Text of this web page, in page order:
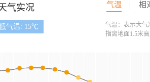
气实况 气温 相
气温: 15℃
气温：表示大气
指离地面1.5米